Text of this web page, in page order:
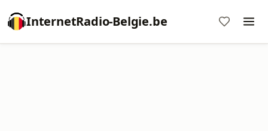
InternetRadio-Belgie.be